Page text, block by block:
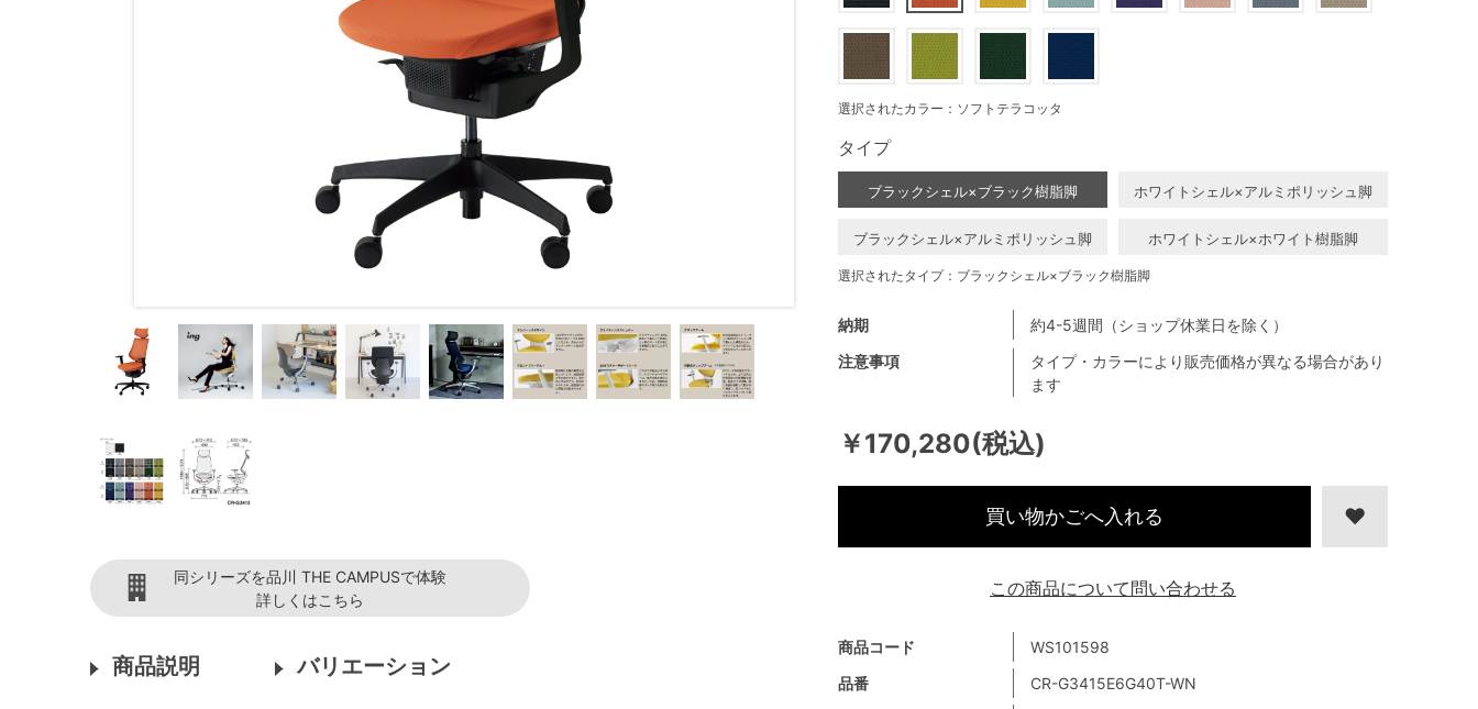
同シリーズを品川 THE CAMPUSで体験
詳しくはこちら
商品説明 バリエーション
￥170,280(税込)
商品コード
WS101598
品番
CR-G3415E6G40T-WN
注意事項
タイプ・カラーにより販売価格が異なる場合があり
ます
納期 約4-5週間（ショップ休業日を除く）
選択されたカラー：ソフトテラコッタ
タイプ
ブラックシェル×ブラック樹脂脚 ホワイトシェル×アルミポリッシュ脚
ブラックシェル×アルミポリッシュ脚 ホワイトシェル×ホワイト樹脂脚
選択されたタイプ：ブラックシェル×ブラック樹脂脚
買い物かごへ入れる
この商品について問い合わせる